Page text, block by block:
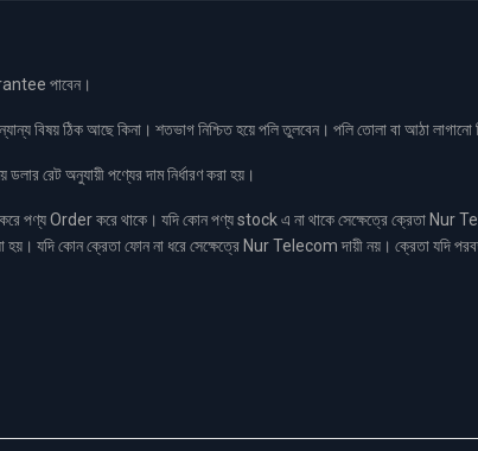
পাবেন।
বিষয় ঠিক আছে কিনা। শতভাগ নিশ্চিত হয়ে পলি তুলবেন। পলি তোলা বা আঠা
রেট অনুযায়ী পণ্যের দাম নির্ধারণ করা হয়।
Order করে থাকে। যদি কোন পণ্য stock এ না থাকে সেক্ষেত্রে ক্রেতা Nur
হয়। যদি কোন ক্রেতা ফোন না ধরে সেক্ষেত্রে Nur Telecom দায়ী নয়। ক্রেতা যদি